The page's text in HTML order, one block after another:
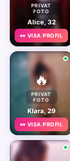
PRIVAT
FOTO
Alice, 32
👀 VISA PROFIL
🔥
PRIVAT
FOTO
Klara, 29
👀 VISA PROFIL